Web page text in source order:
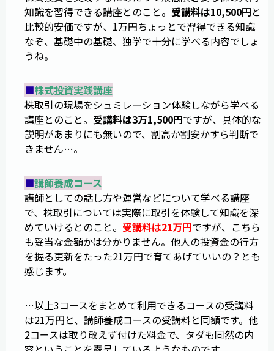
知識を習得できる講座とのこと。 受講料は10,500円と
比較的安価ですが、1万円ちょっとで習得できる知識
なぞ、基礎中の基礎、独学で十分に学べる内容でしょ
うね。
■株式投資実践講座
株取引の現場をシュミレーション体験しながら学べる
講座とのこと。 受講料は3万1,500円ですが、具体的な
説明があまりにも無いので、割高か割安かすら判断で
きません…。
■講師養成コース
講師としての話し方や運営などについて学べる講座
で、株取引については実際に取引を体験して知識を深
めていけるとのこと。 受講料は21万円ですが、こちら
も妥当な金額かは分かりません。他人の投資金の行方
を握る更新をたった21万円で育てあげていいの？とも
感じます。
…以上3コースをまとめて利用できるコースの受講料
は21万円と、講師養成コースの受講料と同額です。他
2コースは取り敢えず付けた料金で、タダも同然の内